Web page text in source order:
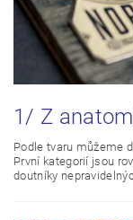
1/ Z
Podle tvaru můžeme
První kategorií jsou
doutníky